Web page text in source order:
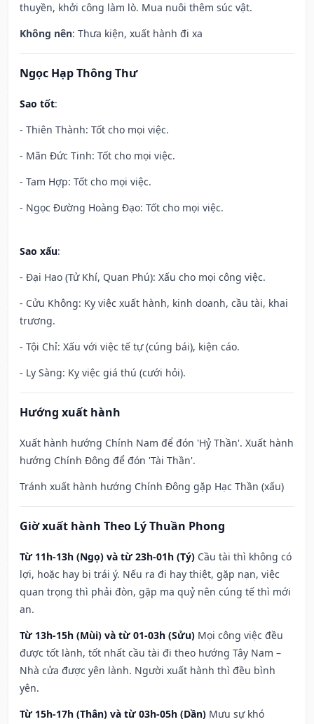
thuyền, khởi công làm lò. Mua nuôi thêm súc vật.
Không nên: Thưa kiện, xuất hành đi xa
Ngọc Hạp Thông Thư
Sao tốt:
- Thiên Thành: Tốt cho mọi việc.
- Mãn Đức Tinh: Tốt cho mọi việc.
- Tam Hợp: Tốt cho mọi việc.
- Ngọc Đường Hoàng Đạo: Tốt cho mọi việc.
Sao xấu:
- Đại Hao (Tử Khí, Quan Phú): Xấu cho mọi công việc.
- Cửu Không: Kỵ việc xuất hành, kinh doanh, cầu tài, khai
trương.
- Tội Chỉ: Xấu với việc tế tự (cúng bái), kiện cáo.
- Ly Sàng: Kỵ việc giá thú (cưới hỏi).
Hướng xuất hành
Xuất hành hướng Chính Nam để đón 'Hỷ Thần'. Xuất hành
hướng Chính Đông để đón 'Tài Thần'.
Tránh xuất hành hướng Chính Đông gặp Hạc Thần (xấu)
Giờ xuất hành Theo Lý Thuần Phong
Từ 11h-13h (Ngọ) và từ 23h-01h (Tý) Cầu tài thì không có
lợi, hoặc hay bị trái ý. Nếu ra đi hay thiệt, gặp nạn, việc
quan trọng thì phải đòn, gặp ma quỷ nên cúng tế thì mới
an.
Từ 13h-15h (Mùi) và từ 01-03h (Sửu) Mọi công việc đều
được tốt lành, tốt nhất cầu tài đi theo hướng Tây Nam –
Nhà cửa được yên lành. Người xuất hành thì đều bình
yên.
Từ 15h-17h (Thân) và từ 03h-05h (Dần) Mưu sự khó